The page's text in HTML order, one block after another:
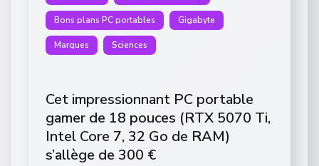
Bons plans PC portables Gigabyte
Marques Sciences
Cet impressionnant PC portable
gamer de 18 pouces (RTX 5070 Ti,
Intel Core 7, 32 Go de RAM)
s’allège de 300 €